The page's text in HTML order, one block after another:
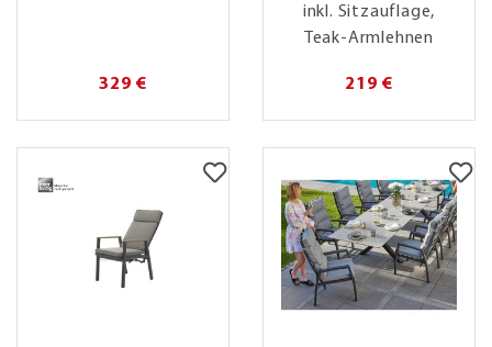
329 €
inkl. Sitzauflage,
Teak-Armlehnen
219 €